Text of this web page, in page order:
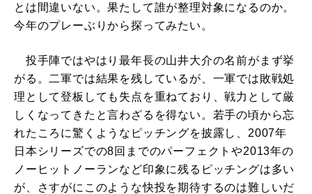
とは間違いない。果たして誰が整理対象になるのか。
今年のプレーぶりから探ってみたい。
投手陣ではやはり最年長の山井大介の名前がまず挙
がる。二軍では結果を残しているが、一軍では敗戦処
理として登板しても失点を重ねており、戦力として厳
しくなってきたと言わざるを得ない。若手の頃から忘
れたころに驚くようなピッチングを披露し、2007年
日本シリーズでの8回までのパーフェクトや2013年の
ノーヒットノーランなど印象に残るピッチングは多い
が、さすがにこのような快投を期待するのは難しいだ